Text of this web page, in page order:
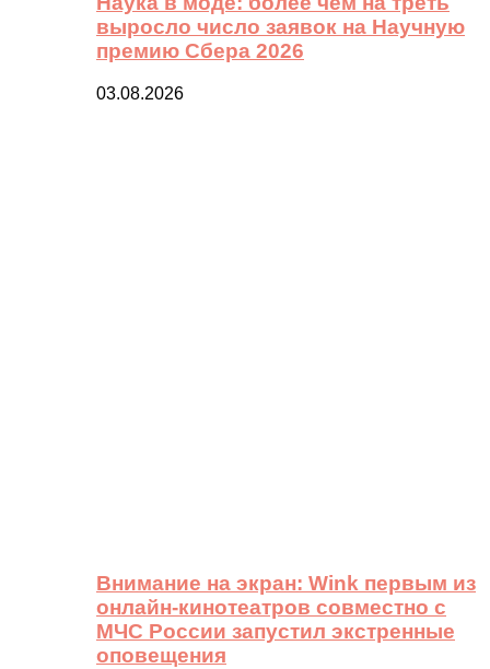
выросло число заявок на Научную
премию Сбера 2026
03.08.2026
Внимание на экран: Wink первым из
онлайн-кинотеатров совместно с
МЧС России запустил экстренные
оповещения